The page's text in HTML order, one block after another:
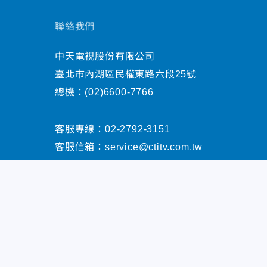
聯絡我們
中天電視股份有限公司
臺北市內湖區民權東路六段25號
總機： (02)6600-7766
客服專線： 02-2792-3151
客服信箱： service@ctitv.com.tw